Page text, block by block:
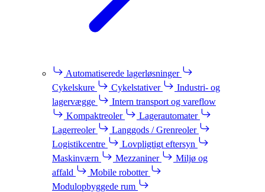
Automatiserede lagerløsninger
Cykelskure
Cykelstativer
Industri- og
lagervægge
Intern transport og vareflow
Kompaktreoler
Lagerautomater
Lagerreoler
Langgods / Grenreoler
Logistikcentre
Lovpligtigt eftersyn
Maskinværn
Mezzaniner
Miljø og
affald
Mobile robotter
Modulopbyggede rum